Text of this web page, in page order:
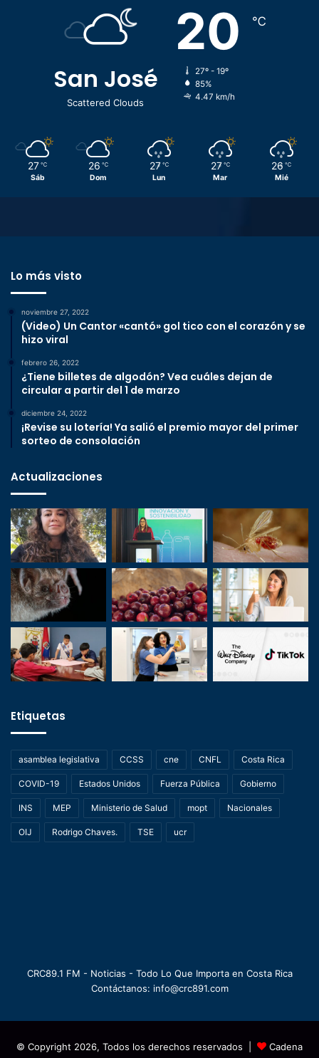
San José
Scattered Clouds
20 ℃
27º - 19º
85%
4.47 km/h
27 ℃
Sáb
26 ℃
Dom
27 ℃
Lun
27 ℃
Mar
26 ℃
Mié
Lo más visto
noviembre 27, 2022
(Video) Un Cantor «cantó» gol tico con el corazón y se
hizo viral
febrero 26, 2022
¿Tiene billetes de algodón? Vea cuáles dejan de
circular a partir del 1 de marzo
diciembre 24, 2022
¡Revise su lotería! Ya salió el premio mayor del primer
sorteo de consolación
Actualizaciones
Etiquetas
asamblea legislativa CCSS cne CNFL Costa Rica
COVID-19 Estados Unidos Fuerza Pública Gobierno
INS MEP Ministerio de Salud mopt Nacionales
OIJ Rodrigo Chaves. TSE ucr
CRC89.1 FM - Noticias - Todo Lo Que Importa en Costa Rica
Contáctanos: info@crc891.com
© Copyright 2026, Todos los derechos reservados | Cadena